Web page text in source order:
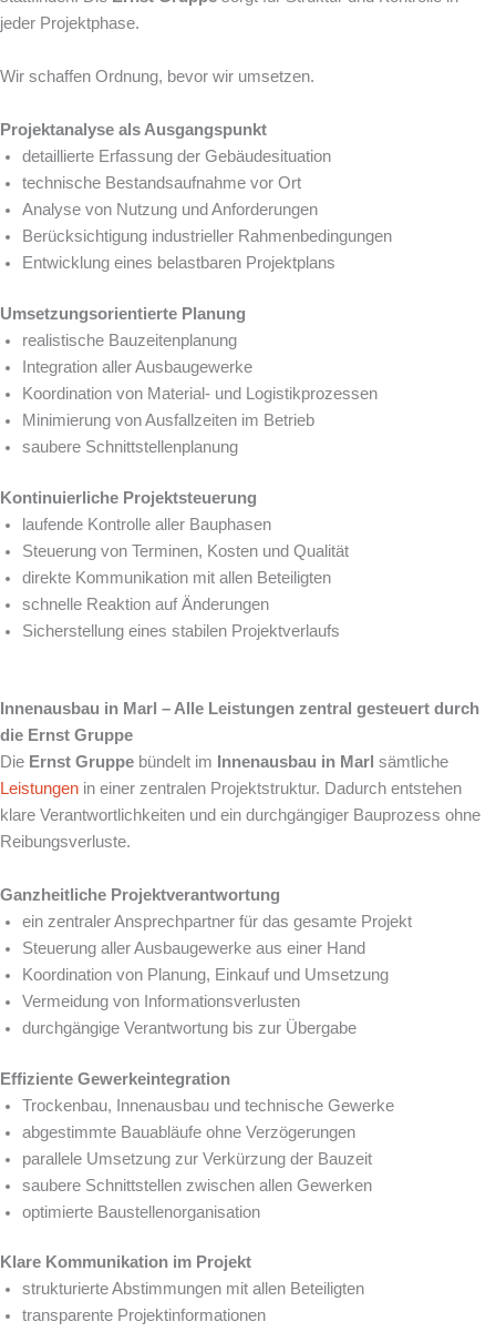
jeder Projektphase.
Wir schaffen Ordnung, bevor wir umsetzen.
Projektanalyse als Ausgangspunkt
detaillierte Erfassung der Gebäudesituation
technische Bestandsaufnahme vor Ort
Analyse von Nutzung und Anforderungen
Berücksichtigung industrieller Rahmenbedingungen
Entwicklung eines belastbaren Projektplans
Umsetzungsorientierte Planung
realistische Bauzeitenplanung
Integration aller Ausbaugewerke
Koordination von Material- und Logistikprozessen
Minimierung von Ausfallzeiten im Betrieb
saubere Schnittstellenplanung
Kontinuierliche Projektsteuerung
laufende Kontrolle aller Bauphasen
Steuerung von Terminen, Kosten und Qualität
direkte Kommunikation mit allen Beteiligten
schnelle Reaktion auf Änderungen
Sicherstellung eines stabilen Projektverlaufs
Innenausbau in Marl – Alle Leistungen zentral gesteuert durch
die Ernst Gruppe
Die Ernst Gruppe bündelt im Innenausbau in Marl sämtliche
Leistungen in einer zentralen Projektstruktur. Dadurch entstehen
klare Verantwortlichkeiten und ein durchgängiger Bauprozess ohne
Reibungsverluste.
Ganzheitliche Projektverantwortung
ein zentraler Ansprechpartner für das gesamte Projekt
Steuerung aller Ausbaugewerke aus einer Hand
Koordination von Planung, Einkauf und Umsetzung
Vermeidung von Informationsverlusten
durchgängige Verantwortung bis zur Übergabe
Effiziente Gewerkeintegration
Trockenbau, Innenausbau und technische Gewerke
abgestimmte Bauabläufe ohne Verzögerungen
parallele Umsetzung zur Verkürzung der Bauzeit
saubere Schnittstellen zwischen allen Gewerken
optimierte Baustellenorganisation
Klare Kommunikation im Projekt
strukturierte Abstimmungen mit allen Beteiligten
transparente Projektinformationen